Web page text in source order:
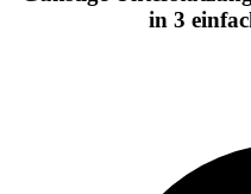
in 3